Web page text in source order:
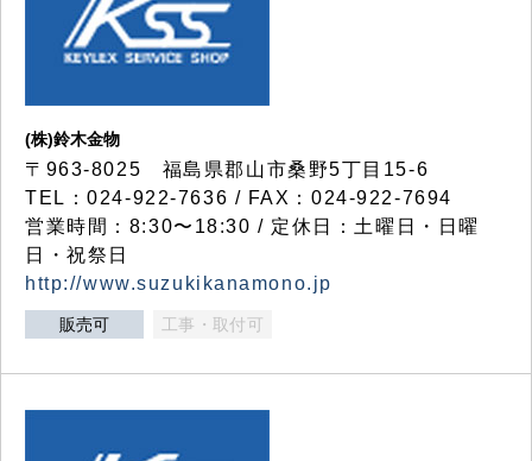
(株)鈴木金物
〒963-8025 福島県郡山市桑野5丁目15-6
TEL：024-922-7636 / FAX：024-922-7694
営業時間：8:30〜18:30 / 定休日：土曜日・日曜
日・祝祭日
http://www.suzukikanamono.jp
販売可 工事・取付可